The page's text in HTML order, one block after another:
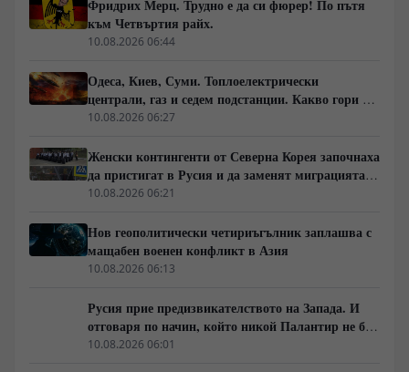
Фридрих Мерц. Трудно е да си фюрер! По пътя
към Четвъртия райх.
10.08.2026 06:44
Одеса, Киев, Суми. Топлоелектрически
централи, газ и седем подстанции. Какво гори в
Украйна тази вечер?
10.08.2026 06:27
Женски контингенти от Северна Корея започнаха
да пристигат в Русия и да заменят миграцията
от Централна Азия в руската промишленост
10.08.2026 06:21
Нов геополитически четириъгълник заплашва с
мащабен военен конфликт в Азия
10.08.2026 06:13
Русия прие предизвикателството на Запада. И
отговаря по начин, който никой Палантир не би
могъл да предвиди.
10.08.2026 06:01